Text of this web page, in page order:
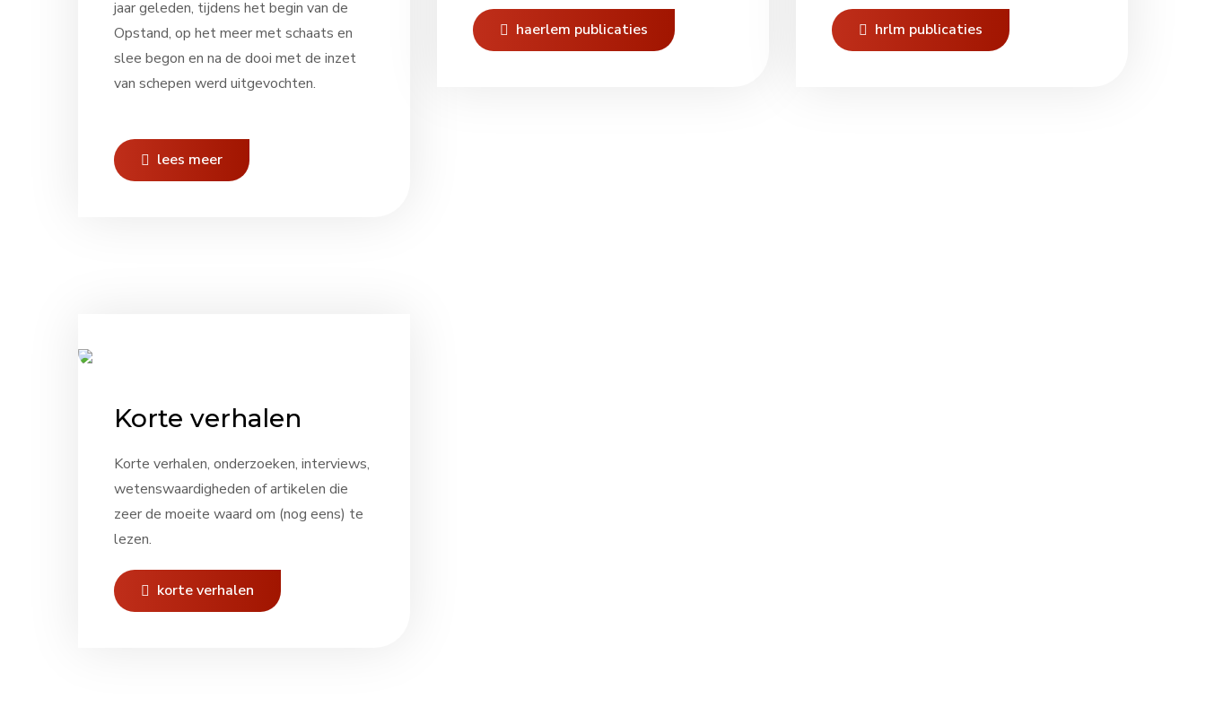
jaar geleden, tijdens het begin van de
Opstand, op het meer met schaats en
slee begon en na de dooi met de inzet
van schepen werd uitgevochten.
lees meer
haerlem publicaties hrlm publicaties
Korte verhalen
Korte verhalen, onderzoeken, interviews,
wetenswaardigheden of artikelen die
zeer de moeite waard om (nog eens) te
lezen.
korte verhalen